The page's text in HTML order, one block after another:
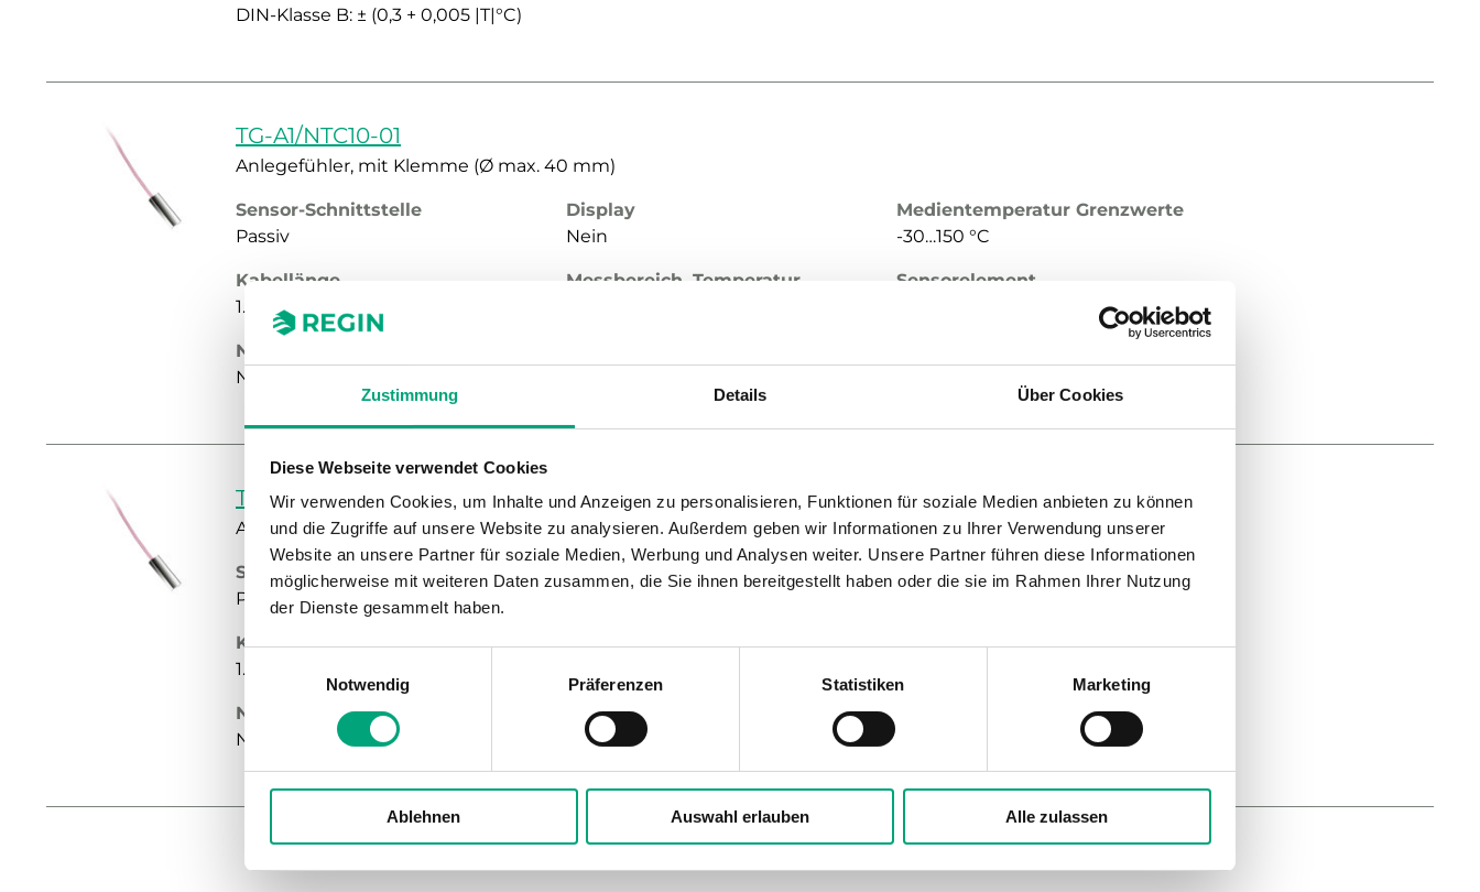
Zustimmung Details Über Cookies
Diese Webseite verwendet Cookies
Wir verwenden Cookies, um Inhalte und Anzeigen zu personalisieren, Funktionen für soziale Medien anbieten zu können
und die Zugriffe auf unsere Website zu analysieren. Außerdem geben wir Informationen zu Ihrer Verwendung unserer
Website an unsere Partner für soziale Medien, Werbung und Analysen weiter. Unsere Partner führen diese Informationen
möglicherweise mit weiteren Daten zusammen, die Sie ihnen bereitgestellt haben oder die sie im Rahmen Ihrer Nutzung
der Dienste gesammelt haben.
Notwendig
Präferenzen Statistiken Marketing
Ablehnen Auswahl erlauben Alle zulassen
DIN-Klasse B: ± (0,3 + 0,005 |T|°C)
TG-A1/NTC10-01
Anlegefühler, mit Klemme (Ø max. 40 mm)
Sensor-Schnittstelle
Passiv
Display
Nein
Medientemperatur Grenzwerte
-30…150 °C
Kabellänge
1.5 m
Messbereich, Temperatur
Sensorelement
Nennwiderstand
NTC 10k3A1, 10 kΩ (25 °C)
TG-A1/NI1000-01
Anlegefühler, mit Klemme (Ø max. 40 mm)
Sensor-Schnittstelle
Passiv
Medientemperatur Grenzwerte
Kabellänge
1.5 m
Messbereich, Temperatur
Sensorelement
Nennwiderstand
Ni1000, 1000 Ω (0 °C)